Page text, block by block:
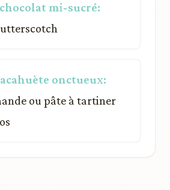
mi-sucré:
onctueux:
ou pâte à tartiner